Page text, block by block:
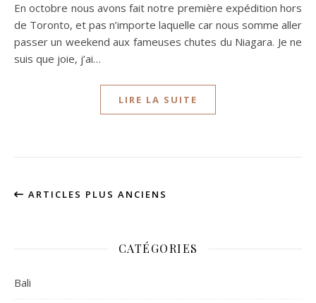
En octobre nous avons fait notre première expédition hors
de Toronto, et pas n’importe laquelle car nous somme aller
passer un weekend aux fameuses chutes du Niagara. Je ne
suis que joie, j’ai…
LIRE LA SUITE
ARTICLES PLUS ANCIENS
CATÉGORIES
Bali